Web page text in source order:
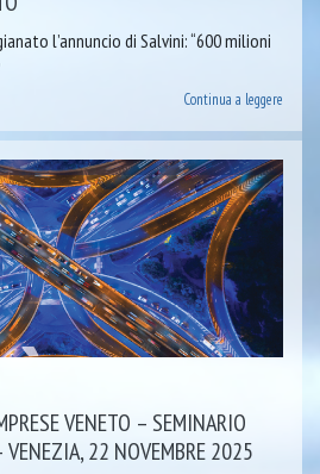
l’annuncio di Salvini: “600 milioni
Continua a leggere
VENETO – SEMINARIO
VENEZIA, 22 NOVEMBRE 2025